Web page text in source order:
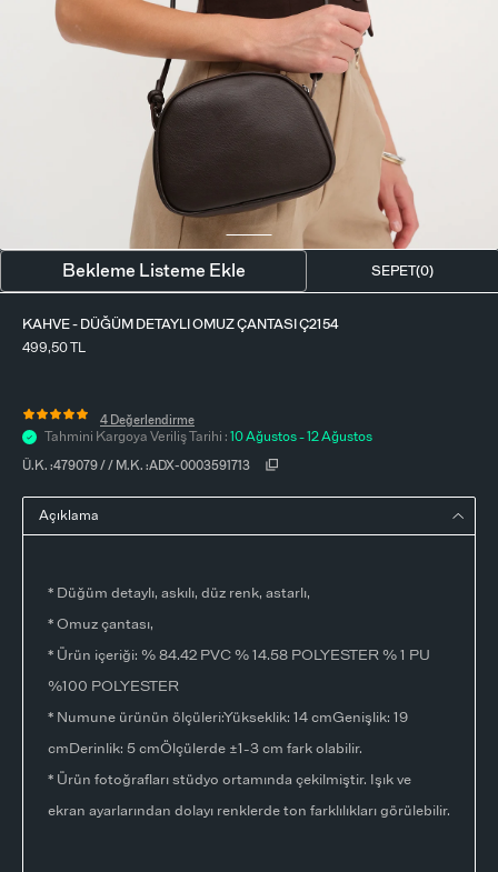
Açıklama
* Düğüm detaylı, askılı, düz renk, astarlı,
* Omuz çantası,
* Ürün içeriği: % 84.42 PVC % 14.58 POLYESTER % 1 PU
%100 POLYESTER
* Numune ürünün ölçüleri:Yükseklik: 14 cmGenişlik: 19
cmDerinlik: 5 cmÖlçülerde ±1-3 cm fark olabilir.
* Ürün fotoğrafları stüdyo ortamında çekilmiştir. Işık ve
ekran ayarlarından dolayı renklerde ton farklılıkları görülebilir.
Ü.K. :479079/ / M.K. :ADX-0003591713
KAHVE - DÜĞÜM DETAYLI OMUZ ÇANTASI Ç2154
499,50TL
4 Değerlendirme
Tahmini Kargoya Veriliş Tarihi : 10 Ağustos - 12 Ağustos
SEPET(0)
Bekleme Listeme Ekle
FULAR-SAÇ BANDI
VÜCUT AKSESUARI